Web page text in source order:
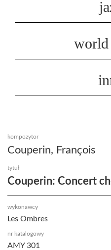
world
kompozytor
Couperin, François
tytuł
Couperin: Concert
wykonawcy
Les Ombres
nr katalogowy
AMY 301